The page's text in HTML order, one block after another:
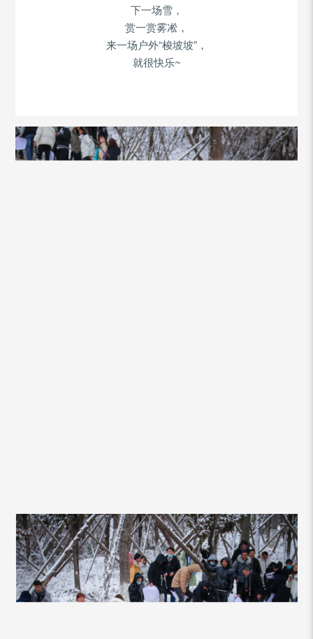
下一场雪，
赏一赏雾凇，
来一场户外“梭坡坡”，
就很快乐~